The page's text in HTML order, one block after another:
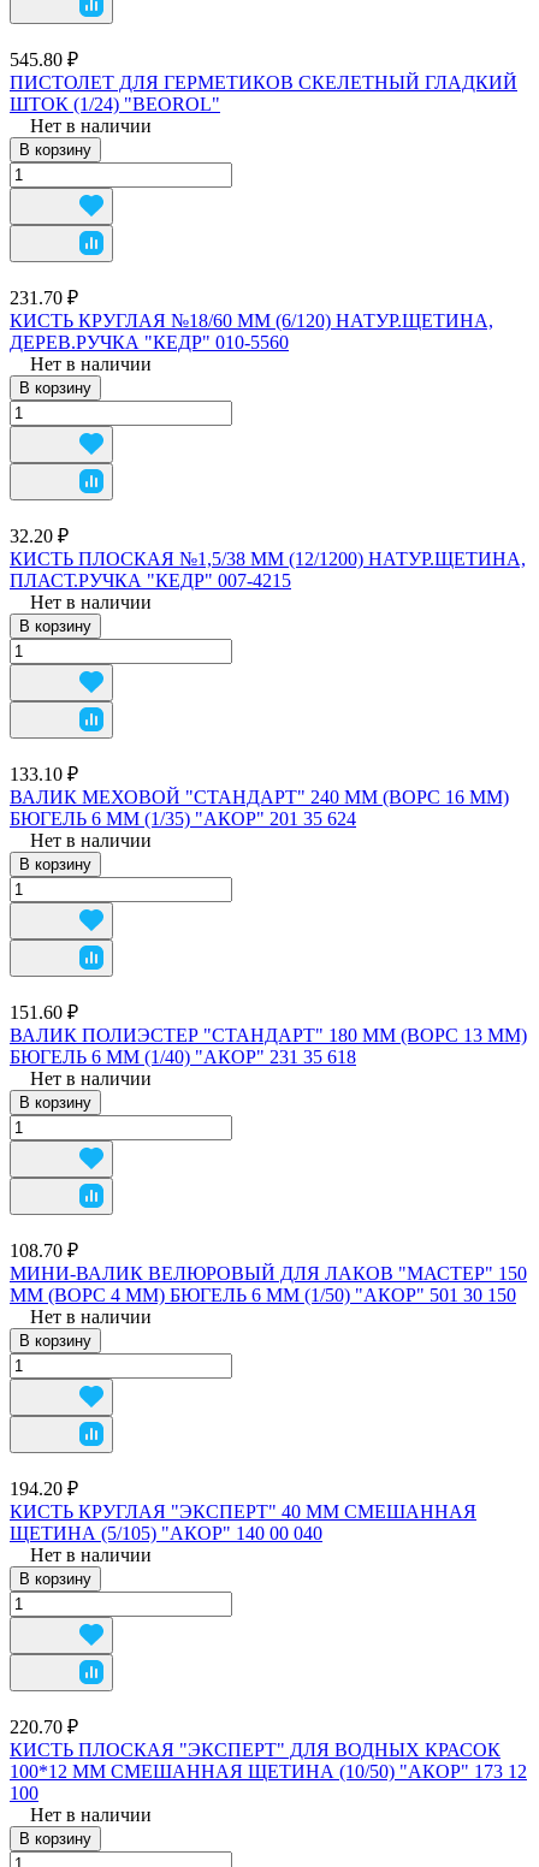
545.80 ₽
ПИСТОЛЕТ ДЛЯ ГЕРМЕТИКОВ СКЕЛЕТНЫЙ ГЛАДКИЙ
ШТОК (1/24) "BEOROL"
Нет в наличии
В корзину
231.70 ₽
КИСТЬ КРУГЛАЯ №18/60 ММ (6/120) НАТУР.ЩЕТИНА,
ДЕРЕВ.РУЧКА "КЕДР" 010-5560
Нет в наличии
В корзину
32.20 ₽
КИСТЬ ПЛОСКАЯ №1,5/38 ММ (12/1200) НАТУР.ЩЕТИНА,
ПЛАСТ.РУЧКА "КЕДР" 007-4215
Нет в наличии
В корзину
133.10 ₽
ВАЛИК МЕХОВОЙ "СТАНДАРТ" 240 ММ (ВОРС 16 ММ)
БЮГЕЛЬ 6 ММ (1/35) "АКОР" 201 35 624
Нет в наличии
В корзину
151.60 ₽
ВАЛИК ПОЛИЭСТЕР "СТАНДАРТ" 180 ММ (ВОРС 13 ММ)
БЮГЕЛЬ 6 ММ (1/40) "АКОР" 231 35 618
Нет в наличии
В корзину
108.70 ₽
МИНИ-ВАЛИК ВЕЛЮРОВЫЙ ДЛЯ ЛАКОВ "МАСТЕР" 150
ММ (ВОРС 4 ММ) БЮГЕЛЬ 6 ММ (1/50) "АКОР" 501 30 150
Нет в наличии
В корзину
194.20 ₽
КИСТЬ КРУГЛАЯ "ЭКСПЕРТ" 40 ММ СМЕШАННАЯ
ЩЕТИНА (5/105) "АКОР" 140 00 040
Нет в наличии
В корзину
220.70 ₽
КИСТЬ ПЛОСКАЯ "ЭКСПЕРТ" ДЛЯ ВОДНЫХ КРАСОК
100*12 ММ СМЕШАННАЯ ЩЕТИНА (10/50) "АКОР" 173 12
100
Нет в наличии
В корзину